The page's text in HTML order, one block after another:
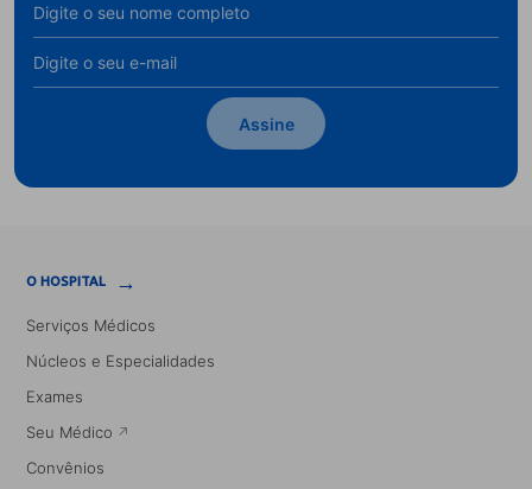
Assine
O HOSPITAL →
Serviços Médicos
Núcleos e Especialidades
Exames
Seu Médico
Convênios